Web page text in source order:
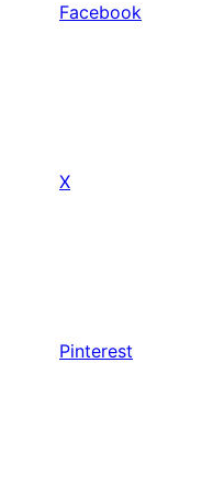
Facebook
X
Pinterest